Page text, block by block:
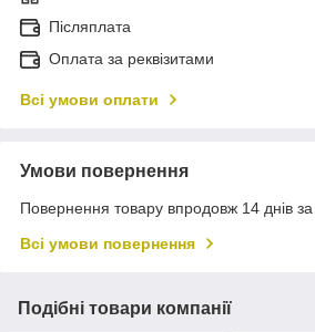
Післяплата
Оплата за реквізитами
Всі умови оплати
Умови повернення
Повернення товару впродовж 14 днів
Всі умови повернення
Подібні товари компанії